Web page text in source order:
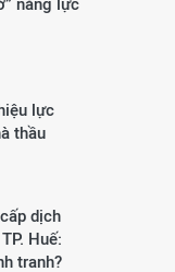
năng lực
lực
thầu
dịch
Huế:
tranh?